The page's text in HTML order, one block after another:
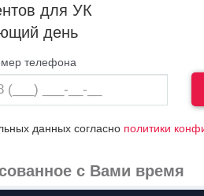
для УК
день
телефона
данных согласно политики
с Вами время